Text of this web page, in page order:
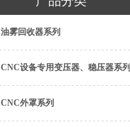
油雾回收器系列
CNC设备专用变压器、稳压器系列
CNC外罩系列